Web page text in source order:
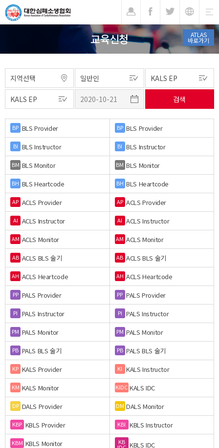
ATLAS
바로가기
교육신청
BP BLS Provider BP BLS Provider
BI BLS Instructor BI BLS Instructor
BM BLS Monitor BM BLS Monitor
BH BLS Heartcode BH BLS Heartcode
AP ACLS Provider AP ACLS Provider
AI ACLS Instructor AI ACLS Instructor
AM ACLS Monitor AM ACLS Monitor
AB ACLS BLS 술기 AB ACLS BLS 술기
AH ACLS Heartcode AH ACLS Heartcode
PP PALS Provider PP PALS Provider
PI PALS Instructor PI PALS Instructor
PM PALS Monitor PM PALS Monitor
PB PALS BLS 술기 PB PALS BLS 술기
KP KALS Provider KI KALS Instructor
KM KALS Monitor KIDC KALS IDC
DP DALS Provider DM DALS Monitor
KBP KBLS Provider KBI KBLS Instructor
KBM KBLS Monitor KB KBLS IDC